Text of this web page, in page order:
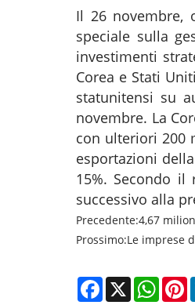
Il 26 novembre,
speciale sulla
investimenti
Corea e Stati
statunitensi su
novembre. La
con ulteriori 200
esportazioni
15%. Secondo
successivo alla
Precedente:4,67
Prossimo:Le imprese
Facebook
X